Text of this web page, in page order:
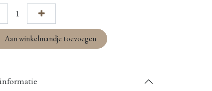
Aan winkelmandje toevoegen